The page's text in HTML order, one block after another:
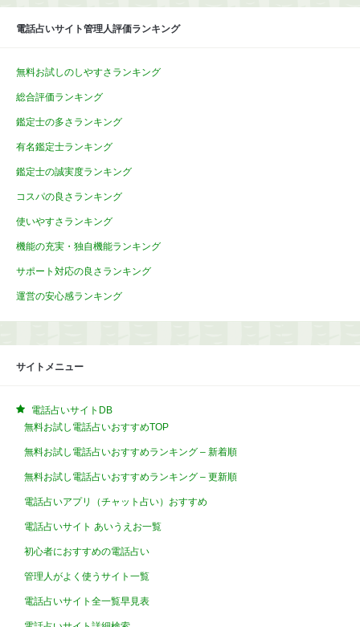
電話占いサイト管理人評価ランキング
無料お試しのしやすさランキング
総合評価ランキング
鑑定士の多さランキング
有名鑑定士ランキング
鑑定士の誠実度ランキング
コスパの良さランキング
使いやすさランキング
機能の充実・独自機能ランキング
サポート対応の良さランキング
運営の安心感ランキング
サイトメニュー
電話占いサイトDB
無料お試し電話占いおすすめTOP
無料お試し電話占いおすすめランキング – 新着順
無料お試し電話占いおすすめランキング – 更新順
電話占いアプリ（チャット占い）おすすめ
電話占いサイト あいうえお一覧
初心者におすすめの電話占い
管理人がよく使うサイト一覧
電話占いサイト全一覧早見表